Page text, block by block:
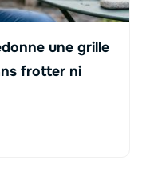
une grille
frotter ni